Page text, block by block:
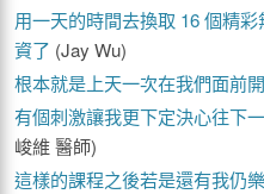
用一天的時間去換取 16 個精
資了 (Jay Wu)
根本就是上天一次在我們面前
有個刺激讓我更下定決心往下
峻維 醫師)
這樣的課程之後若是還有我仍